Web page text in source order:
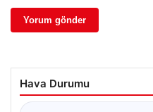
Hava Durumu